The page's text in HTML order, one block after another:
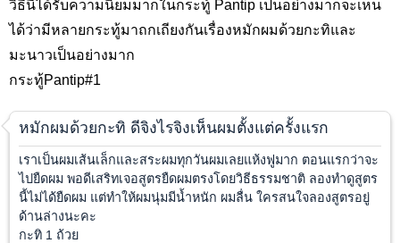
วิธีนี้ได้รับความนิยมมากในกระทู้ Pantip เป็นอย่างมากจะเห็น
ได้ว่ามีหลายกระทู้มาถกเถียงกันเรื่องหมักผมด้วยกะทิและ
มะนาวเป็นอย่างมาก
กระทู้Pantip#1
หมักผมด้วยกะทิ ดีจิงไรจิงเห็นผมตั้งแต่ครั้งแรก
เราเป็นผมเส้นเล็กและสระผมทุกวันผมเลยแห้งฟูมาก ตอนแรกว่าจะ
ไปยืดผม พอดีเสริทเจอสูตรยืดผมตรงโดยวิธีธรรมชาติ ลองทำดูสูตร
นี้ไม่ได้ยืดผม แต่ทำให้ผมนุ่มมีน้ำหนัก ผมลื่น ใครสนใจลองสูตรอยู่
ด้านล่างนะคะ
กะทิ 1 ถ้วย